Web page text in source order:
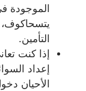
الموجودة
التأمين.
إذا كنت
إعداد
الأحيان